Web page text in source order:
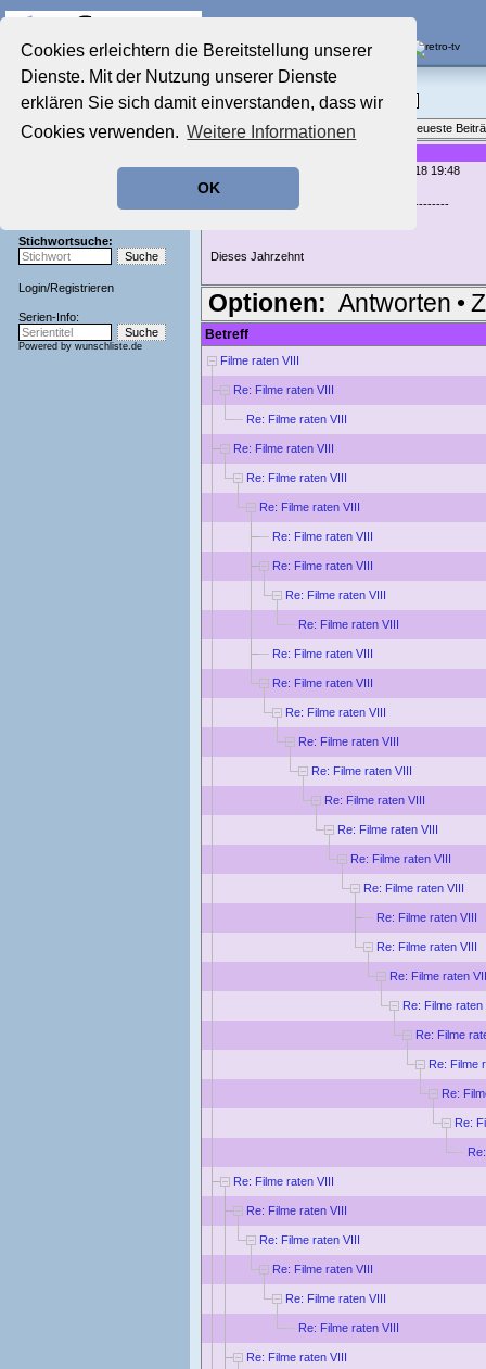
Cookies erleichtern die Bereitstellung unserer
Dienste. Mit der Nutzung unserer Dienste
erklären Sie sich damit einverstanden, dass wir
Cookies verwenden. Weitere Informationen
OK
Startseite
Aktuelles Forum
Film-Forum
Zeichentrick-Forum
Stichwortsuche:
Login/Registrieren
Serien-Info:
Powered by wunschliste.de
Film-Forum
Filme im Kino, Fernsehen & auf DVD
Themenübersicht • Neues Thema
Neueste
geschrieben von:
, 14.01.18 19:48
Madita7 schrieb:
-------------------------------------------------------
Dieses Jahrzehnt
Optionen: Antworten •
Betreff
Filme raten VIII
Re: Filme raten VIII
Re: Filme raten VIII
Re: Filme raten VIII
Re: Filme raten VIII
Re: Filme raten VIII
Re: Filme raten VIII
Re: Filme raten VIII
Re: Filme raten VIII
Re: Filme raten VIII
Re: Filme raten VIII
Re: Filme raten VIII
Re: Filme raten VIII
Re: Filme raten VIII
Re: Filme raten VIII
Re: Filme raten VIII
Re: Filme raten VIII
Re: Filme raten VIII
Re: Filme raten VIII
Re: Filme raten VIII
Re: Filme raten VIII
Re: Filme raten
Re: Filme raten
Re: Filme
Re: Filme
Re:
Re:
Re: Filme raten VIII
Re: Filme raten VIII
Re: Filme raten VIII
Re: Filme raten VIII
Re: Filme raten VIII
Re: Filme raten VIII
Re: Filme raten VIII